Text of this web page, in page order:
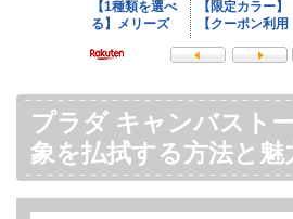
プラダ キャンバスト
象を払拭する方法と魅